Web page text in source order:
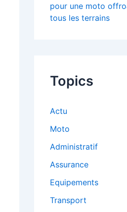
pour une moto
tous les terrains
Topics
Actu
Moto
Administratif
Assurance
Equipements
Transport